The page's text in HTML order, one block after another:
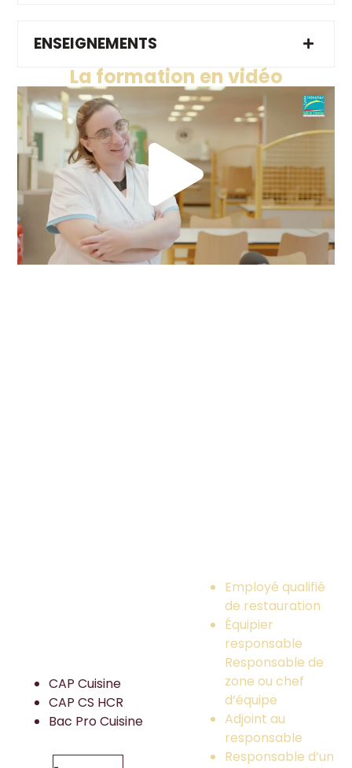
ENSEIGNEMENTS
La formation en vidéo
CAP Cuisine
CAP CS HCR
Bac Pro Cuisine
Employé qualifié
de restauration
Équipier
responsable
Responsable de
zone ou chef
d’équipe
Adjoint au
responsable
Responsable d’un